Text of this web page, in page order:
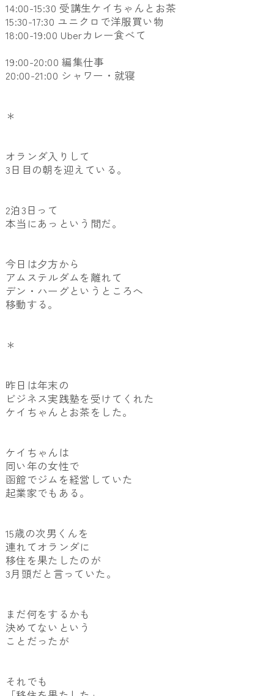
14:00-15:30 受講生ケイちゃんとお茶
15:30-17:30 ユニクロで洋服買い物
18:00-19:00 Uberカレー食べて
19:00-20:00 編集仕事
20:00-21:00 シャワー・就寝
＊
オランダ入りして
3日目の朝を迎えている。
2泊3日って
本当にあっという間だ。
今日は夕方から
アムステルダムを離れて
デン・ハーグというところへ
移動する。
＊
昨日は年末の
ビジネス実践塾を受けてくれた
ケイちゃんとお茶をした。
ケイちゃんは
同い年の女性で
函館でジムを経営していた
起業家でもある。
15歳の次男くんを
連れてオランダに
移住を果たしたのが
3月頭だと言っていた。
まだ何をするかも
決めてないという
ことだったが
それでも